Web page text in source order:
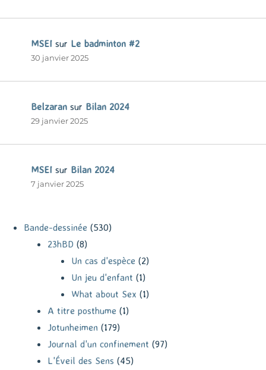
MSEI sur Le badminton #2
30 janvier 2025
Belzaran sur Bilan 2024
29 janvier 2025
MSEI sur Bilan 2024
7 janvier 2025
Bande-dessinée (530)
23hBD (8)
Un cas d'espèce (2)
Un jeu d'enfant (1)
What about Sex (1)
A titre posthume (1)
Jotunheimen (179)
Journal d'un confinement (97)
L'Éveil des Sens (45)